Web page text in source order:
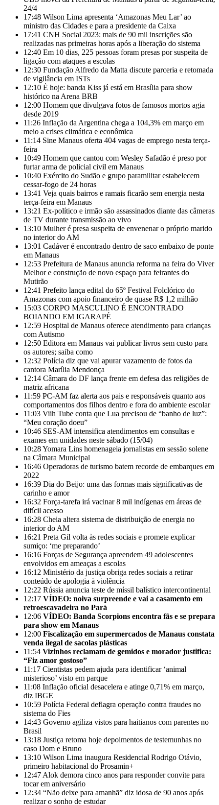
24/4
17:48 Wilson Lima apresenta ‘Amazonas Meu Lar’ ao
ministro das Cidades e para a presidente da Caixa
17:41 CNH Social 2023: mais de 90 mil inscrições são
realizadas nas primeiras horas após a liberação do sistema
12:40 Em 10 dias, 225 pessoas foram presas por suspeita de
ligação com ataques a escolas
12:30 Fundação Alfredo da Matta discute parceria e retomada
de vigilância em ISTs
12:10 É hoje: banda Kiss já está em Brasília para show
histórico na Arena BRB
12:00 Homem que divulgava fotos de famosos mortos agia
desde 2019
11:26 Inflação da Argentina chega a 104,3% em março em
meio a crises climática e econômica
11:14 Sine Manaus oferta 404 vagas de emprego nesta terça-
feira
10:49 Homem que cantou com Wesley Safadão é preso por
furtar arma de policial civil em Manaus
10:40 Exército do Sudão e grupo paramilitar estabelecem
cessar-fogo de 24 horas
13:41 Veja quais bairros e ramais ficarão sem energia nesta
terça-feira em Manaus
13:21 Ex-político e irmão são assassinados diante das câmeras
de TV durante transmissão ao vivo
13:10 Mulher é presa suspeita de envenenar o próprio marido
no interior do AM
13:01 Cadáver é encontrado dentro de saco embaixo de ponte
em Manaus
12:53 Prefeitura de Manaus anuncia reforma na feira do Viver
Melhor e construção de novo espaço para feirantes do
Mutirão
12:41 Prefeito lança edital do 65º Festival Folclórico do
Amazonas com apoio financeiro de quase R$ 1,2 milhão
15:03 CORPO MASCULINO É ENCONTRADO
BOIANDO EM IGARAPÉ
12:59 Hospital de Manaus oferece atendimento para crianças
com Autismo
12:50 Editora em Manaus vai publicar livros sem custo para
os autores; saiba como
12:32 Polícia diz que vai apurar vazamento de fotos da
cantora Marília Mendonça
12:14 Câmara do DF lança frente em defesa das religiões de
matriz africana
11:59 PC-AM faz alerta aos pais e responsáveis quanto aos
comportamentos dos filhos dentro e fora do ambiente escolar
11:03 Viih Tube conta que Lua precisou de “banho de luz”:
“Meu coração doeu”
10:46 SES-AM intensifica atendimentos em consultas e
exames em unidades neste sábado (15/04)
10:28Yomara Lins homenageia jornalistas em sessão solene
na Câmara Municipal
16:46 Operadoras de turismo batem recorde de embarques em
2022
16:39 Dia do Beijo: uma das formas mais significativas de
carinho e amor
16:32 Força-tarefa irá vacinar 8 mil indígenas em áreas de
difícil acesso
16:28 Cheia altera sistema de distribuição de energia no
interior do AM
16:21 Preta Gil volta às redes sociais e promete explicar
sumiço: ‘me preparando’
16:16 Forças de Segurança apreendem 49 adolescentes
envolvidos em ameaças a escolas
16:12 Ministério da justiça obriga redes sociais a retirar
conteúdo de apologia à violência
12:22 Rússia anuncia teste de míssil balístico intercontinental
12:17 VÍDEO: noiva surpreende e vai a casamento em
retroescavadeira no Pará
12:06 VÍDEO: Banda Scorpions encontra fãs e se prepara
para show em Manaus
12:00 Fiscalização em supermercados de Manaus constata
venda ilegal de sacolas plásticas
11:54 Vizinhos reclamam de gemidos e morador justifica:
“Fiz amor gostoso”
11:17 Cientistas pedem ajuda para identificar ‘animal
misterioso’ visto em parque
11:08 Inflação oficial desacelera e atinge 0,71% em março,
diz IBGE
10:59 Polícia Federal deflagra operação contra fraudes no
sistema do Fies
14:43 Governo agiliza vistos para haitianos com parentes no
Brasil
13:18 Justiça retoma hoje depoimentos de testemunhas no
caso Dom e Bruno
13:10 Wilson Lima inaugura Residencial Rodrigo Otávio,
primeiro habitacional do Prosamin+
12:47 Alok demora cinco anos para responder convite para
tocar em aniversário
12:34 “Não deixe para amanhã” diz idosa de 90 anos após
realizar o sonho de estudar